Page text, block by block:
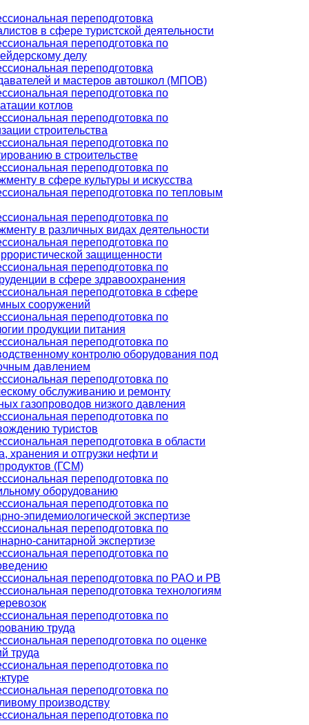
переподготовка
в сфере туристской деятельности
переподготовка по
делу
переподготовка
и мастеров автошкол (МПОВ)
переподготовка по
котлов
переподготовка по
строительства
переподготовка по
в строительстве
переподготовка по
в сфере культуры и искусства
переподготовка по тепловым
переподготовка по
в различных видах деятельности
переподготовка по
защищенности
переподготовка по
в сфере здравоохранения
переподготовка в сфере
сооружений
переподготовка по
продукции питания
переподготовка по
контролю оборудования под
давлением
переподготовка по
обслуживанию и ремонту
газопроводов низкого давления
переподготовка по
туристов
переподготовка в области
хранения и отгрузки нефти и
(ГСМ)
переподготовка по
оборудованию
переподготовка по
эпидемиологической экспертизе
переподготовка по
санитарной экспертизе
переподготовка по
переподготовка по РАО и РВ
переподготовка технологиям
переподготовка по
труда
переподготовка по оценке
труда
переподготовка по
переподготовка по
производству
переподготовка по